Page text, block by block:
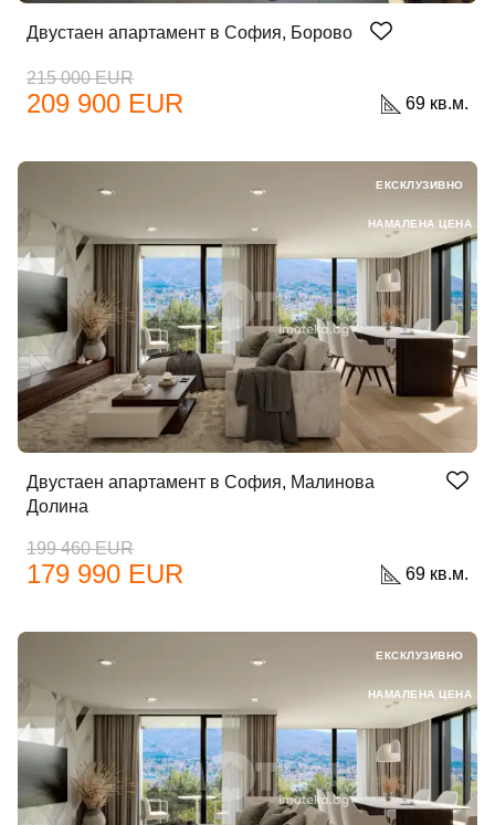
Двустаен апартамент в София, Борово
215 000 EUR
209 900 EUR 69 кв.м.
Двустаен апартамент в София, Малинова
Долина
199 460 EUR
179 990 EUR 69 кв.м.
ЕКСКЛУЗИВНО
НАМАЛЕНА ЦЕНА
ЕКСКЛУЗИВНО
НАМАЛЕНА ЦЕНА